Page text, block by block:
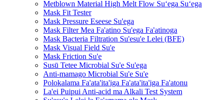
Metblown Material High Melt Flow Suʻega Suʻega
Mask Fit Tester
Mask Pressure Eseese Su'ega
Mask Filter Mea Fa'atino Su'ega Fa'atinoga
Mask Bacteria Filtration Su'esu'e Lelei (BFE)
Mask Visual Field Su'e
Mask Friction Su'e
Susū Tetee Microbial Su'e Su'ega
Anti-mamago Microbial Su'e Su'e
Polokalama Fa'ata'ita'iga Fa'ata'ita'iga Fa'atonu
La'ei Puipui Anti-acid ma Alkali Test System